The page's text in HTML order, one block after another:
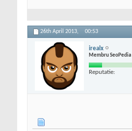
26th April 2013, 00:53
irealx
Membru SeoPedia
Reputatie: